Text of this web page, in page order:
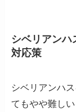
シベリアンハ
対応策
シベリアンハ
てもやや難し